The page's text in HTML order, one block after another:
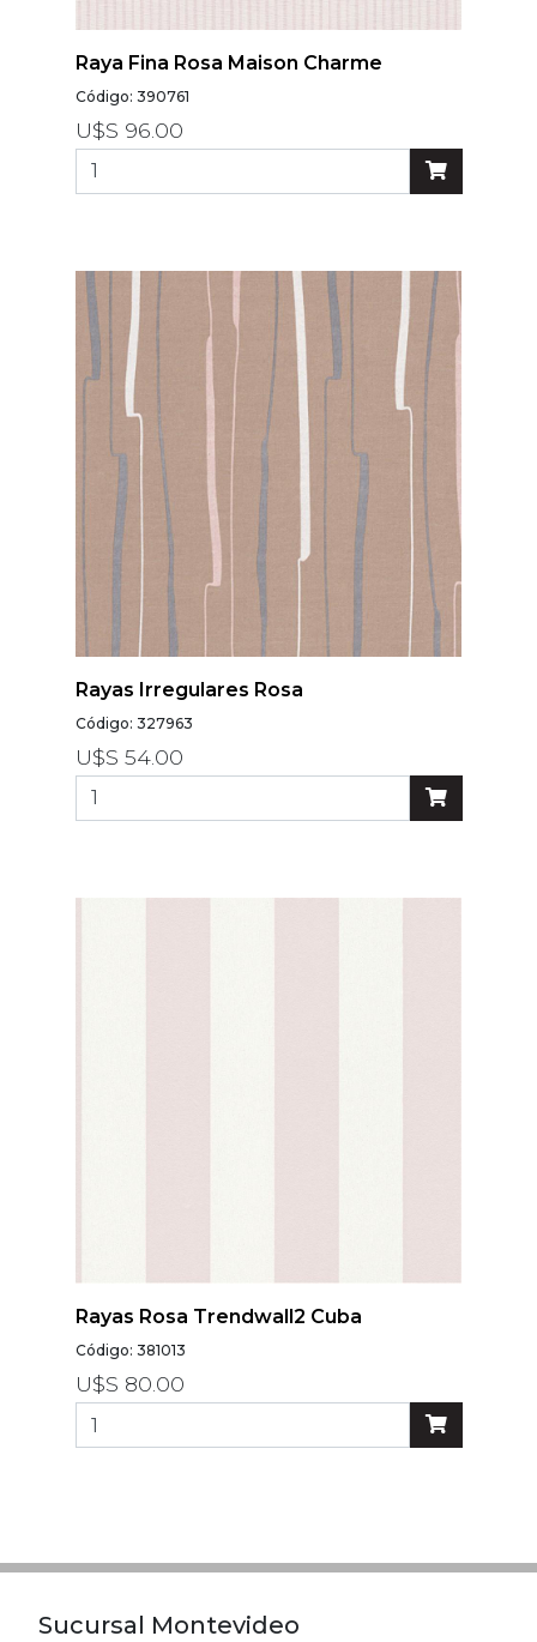
Raya Fina Rosa Maison Charme
Código: 390761
U$S 96.00
Rayas Irregulares Rosa
Código: 327963
U$S 54.00
Rayas Rosa Trendwall2 Cuba
Código: 381013
U$S 80.00
Sucursal Montevideo